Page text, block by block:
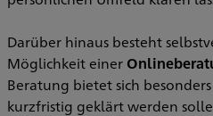
Darüber hinaus besteht
Möglichkeit einer
Beratung bietet sich
kurzfristig geklärt werden